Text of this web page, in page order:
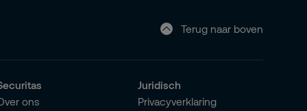
Terug naar boven
ons
Juridisch
Privacyverklaring